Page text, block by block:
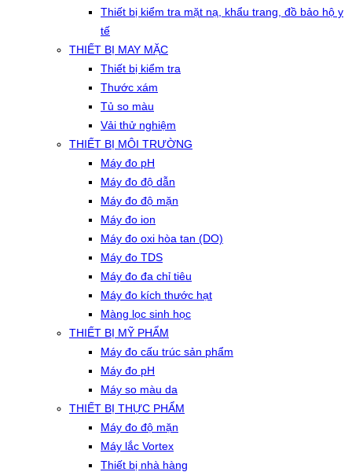
Thiết bị kiểm tra mặt nạ, khẩu trang, đồ bảo hộ y
tế
THIẾT BỊ MAY MẶC
Thiết bị kiểm tra
Thước xám
Tủ so màu
Vải thử nghiệm
THIẾT BỊ MÔI TRƯỜNG
Máy đo pH
Máy đo độ dẫn
Máy đo độ mặn
Máy đo ion
Máy đo oxi hòa tan (DO)
Máy đo TDS
Máy đo đa chỉ tiêu
Máy đo kích thước hạt
Màng lọc sinh học
THIẾT BỊ MỸ PHẨM
Máy đo cấu trúc sản phẩm
Máy đo pH
Máy so màu da
THIẾT BỊ THỰC PHẨM
Máy đo độ mặn
Máy lắc Vortex
Thiết bị nhà hàng